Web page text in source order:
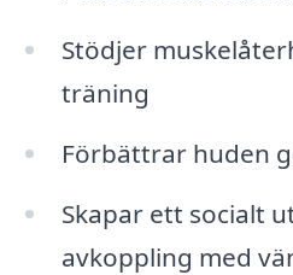
Stödjer
träning
Förbättrar huden
Skapar ett socialt
avkoppling med